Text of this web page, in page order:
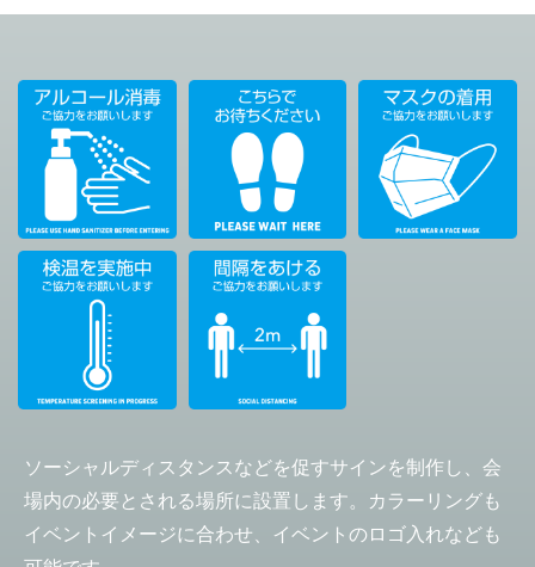
ソーシャルディスタンスなどを促すサインを制作し、会
場内の必要とされる場所に設置します。カラーリングも
イベントイメージに合わせ、イベントのロゴ入れなども